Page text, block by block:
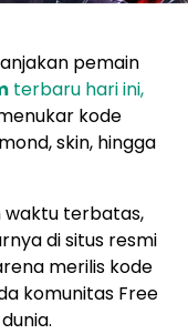
pemain
terbaru hari ini,
kode
skin, hingga
waktu terbatas,
di situs resmi
merilis kode
komunitas Free